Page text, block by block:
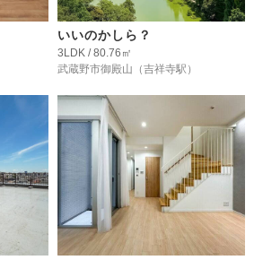
いいのかしら？
3LDK / 80.76㎡
武蔵野市御殿山 （吉祥寺駅）